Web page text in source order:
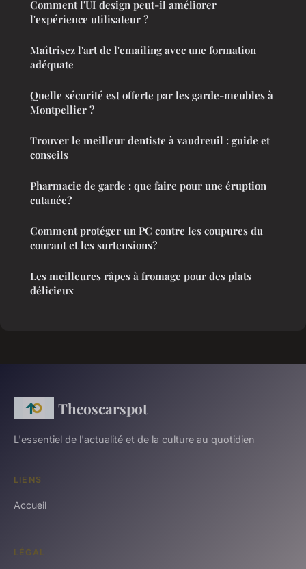
Comment l'UI design peut-il améliorer
l'expérience utilisateur ?
Maîtrisez l'art de l'emailing avec une formation
adéquate
Quelle sécurité est offerte par les garde-meubles à
Montpellier ?
Trouver le meilleur dentiste à vaudreuil : guide et
conseils
Pharmacie de garde : que faire pour une éruption
cutanée?
Comment protéger un PC contre les coupures du
courant et les surtensions?
Les meilleures râpes à fromage pour des plats
délicieux
Theoscarspot
L'essentiel de l'actualité et de la culture au quotidien
LIENS
Accueil
LÉGAL